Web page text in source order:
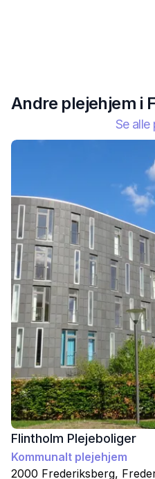
Andre plejehjem i
Se alle
Flintholm Plejeboliger
Kommunalt plejehjem
2000 Frederiksberg,